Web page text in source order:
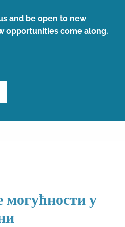
and be open to new
opportunities come along.
могућности у